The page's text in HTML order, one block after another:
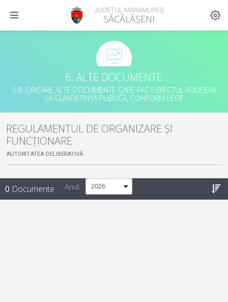
JUDEȚUL MARAMUREȘ
SĂCĂLĂȘENI
6. ALTE DOCUMENTE
6.8. ORICARE ALTE DOCUMENTE CARE FAC OBIECTUL ADUCERII
LA CUNOȘTINȚĂ PUBLICĂ, CONFORM LEGII
REGULAMENTUL DE ORGANIZARE ȘI
FUNCȚIONARE
AUTORITATEA DELIBERATIVĂ
0 Documente Anul: